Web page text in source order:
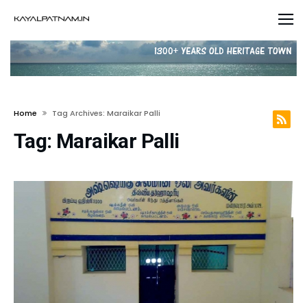
Home Tag Archives: Maraikar Palli
Tag: Maraikar Palli